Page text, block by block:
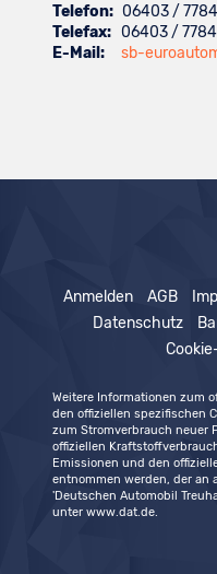
Telefon: 06403 /
Telefax: 06403 /
E-Mail:
sb-
Anmelden AGB
Datenschutz
Weitere Informationen zum
den offiziellen spezifischen
zum Stromverbrauch neuer
offiziellen
Emissionen und den
entnommen werden, der an
'Deutschen Automobil
unter www.dat.de.